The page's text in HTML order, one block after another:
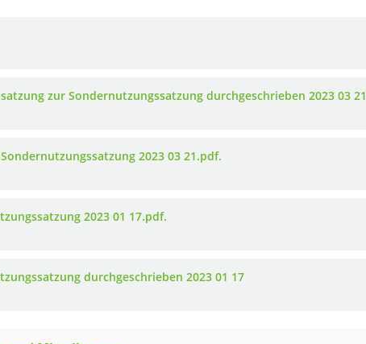
zur Sondernutzungssatzung durchgeschrieben 2023 03 21
2023 03 21.pdf.
2023 01 17.pdf.
durchgeschrieben 2023 01 17